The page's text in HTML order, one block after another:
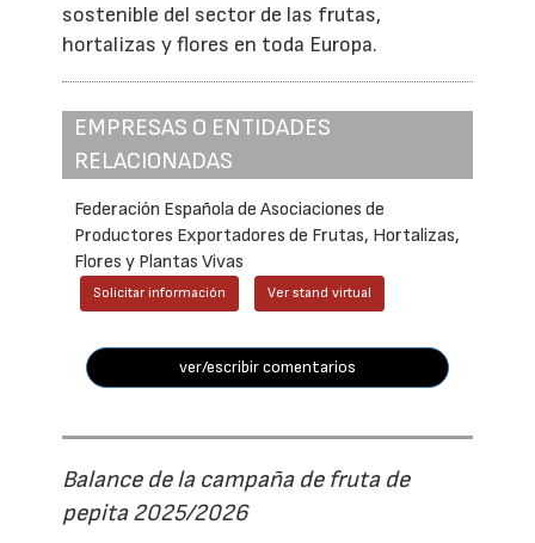
sostenible del sector de las frutas,
hortalizas y flores en toda Europa.
EMPRESAS O ENTIDADES
RELACIONADAS
Federación Española de Asociaciones de
Productores Exportadores de Frutas, Hortalizas,
Flores y Plantas Vivas
Solicitar información Ver stand virtual
ver/escribir comentarios
Balance de la campaña de fruta de
pepita 2025/2026